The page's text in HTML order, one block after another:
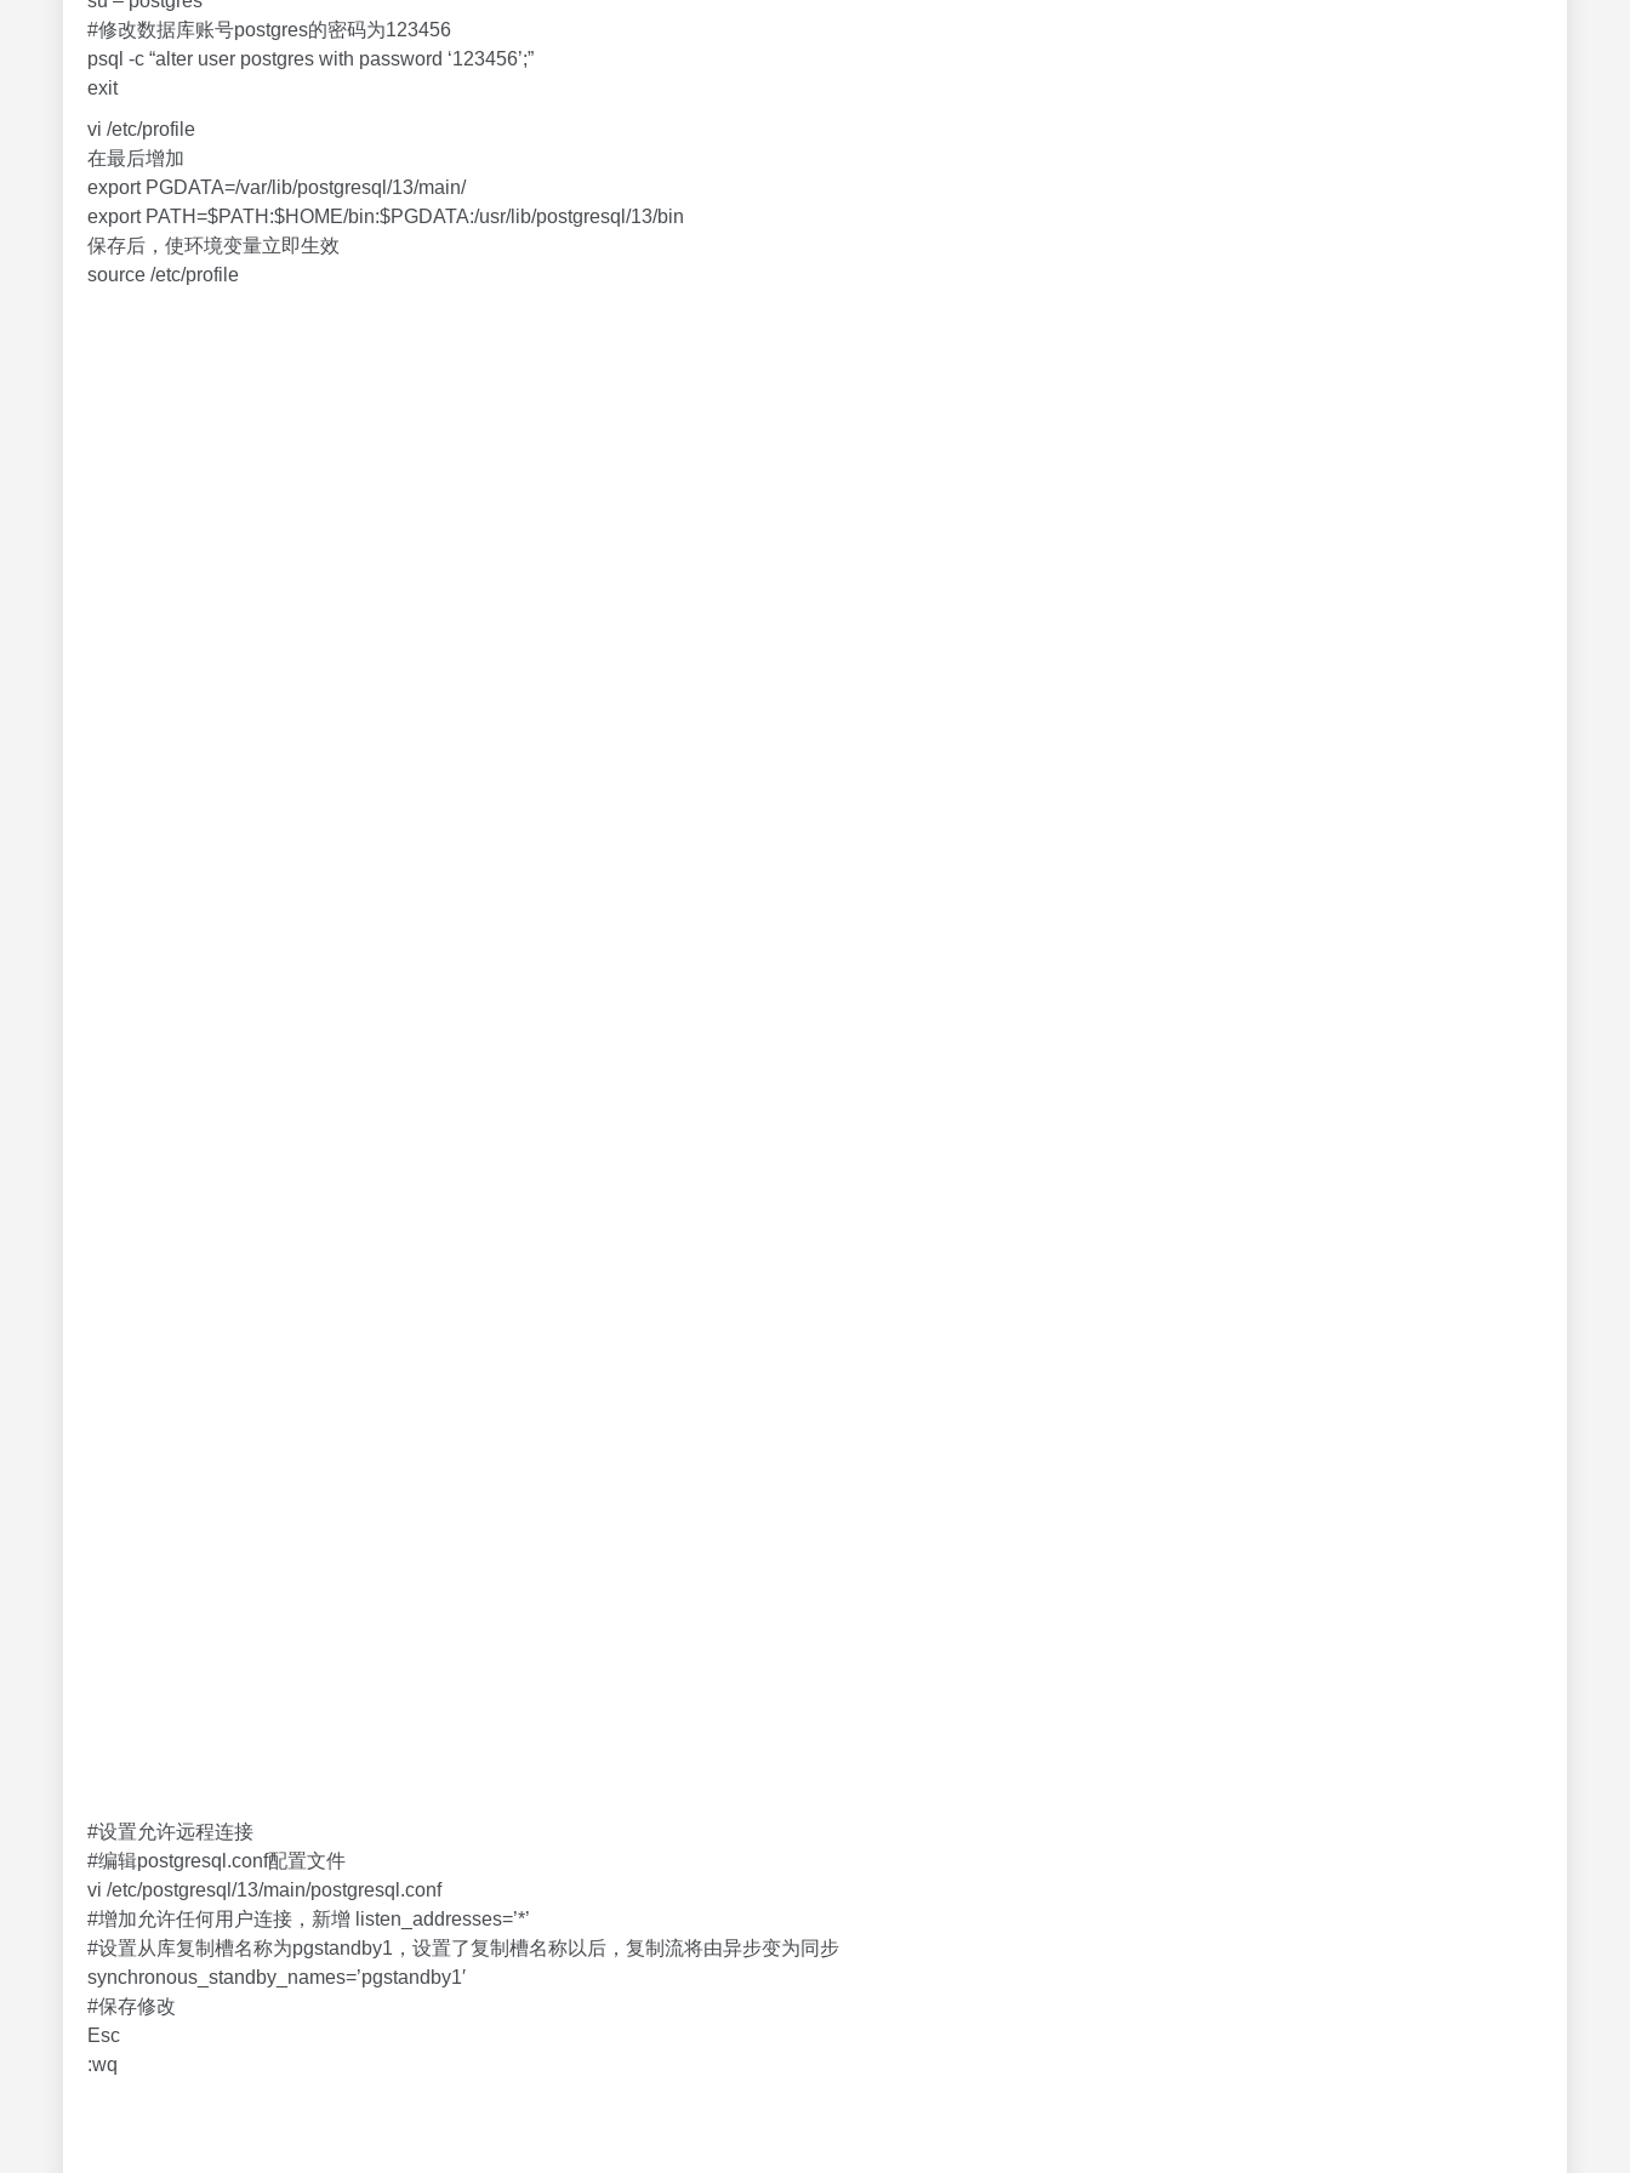
#修改数据库账号postgres的密码为123456
psql -c “alter user postgres with password ‘123456’;”
exit
vi /etc/profile
在最后增加
export PGDATA=/var/lib/postgresql/13/main/
export PATH=$PATH:$HOME/bin:$PGDATA:/usr/lib/postgresql/13/bin
保存后，使环境变量立即生效
source /etc/profile
#设置允许远程连接
#编辑postgresql.conf配置文件
vi /etc/postgresql/13/main/postgresql.conf
#增加允许任何用户连接，新增 listen_addresses=’*’
#设置从库复制槽名称为pgstandby1，设置了复制槽名称以后，复制流将由异步变为同步
synchronous_standby_names=’pgstandby1′
#保存修改
Esc
:wq